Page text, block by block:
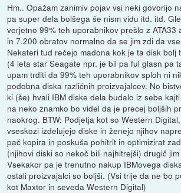
Hm.. Opažam zanimiv pojav vsi neki govorijo
pa super dela bolšega še nism vidu itd. itd.
verjetno 99% teh uporabnikov prešlo z ATA33
in 7.200 obratov normalno da se jim zdi da
Nekateri tud rečejo madona kok je ta disk bolj
(4 leta star Seagate npr. je bil pa ful glasn pa
upam trditi da 99% teh uporabnikov sploh ni
podobna diska različnih proizvajalcev. No
ki (še) hvali IBM diske dela budalo iz sebe
na neko znamko bo videl da je precej boljših
naokrog. BTW: Podjetja kot so Western
vseskozi izdelujejo diske in ženejo njihov
pač kopira in poskuša pohitrit in optimizirat
(njihovi diski so nekoč bili najhitrejši) drugič
Vsekakor pa je trenutno nakup IBMovega
ostali proizvajalci so boljši. (Vsi trije da ne bo
kot Maxtor in seveda Western Digital)